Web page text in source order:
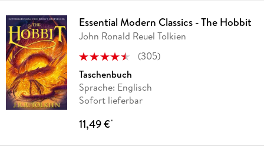
Essential Modern Classics - The Hobbit
John Ronald Reuel Tolkien
(305)
Taschenbuch
Sprache: Englisch
Sofort lieferbar
11,49 €*